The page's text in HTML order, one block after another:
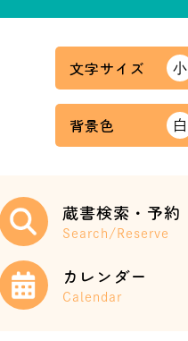
文字サイズ 小
背景色 白
蔵書検索・予約
Search/Reserve
カレンダー
Calendar